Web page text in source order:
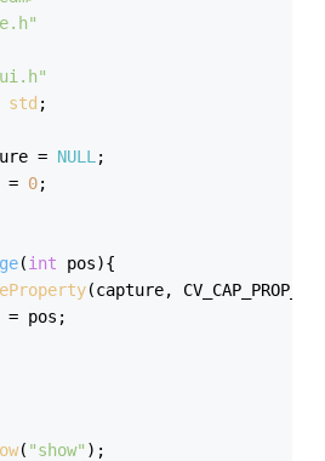
std ;
= NULL ;
= 0;
(int pos){
(capture,
= pos;
( "show" );